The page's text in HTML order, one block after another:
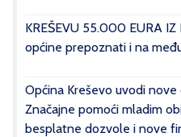
KREŠEVU 55.000 EURA
općine prepoznati i na
Općina Kreševo uvodi
Značajne pomoći mladim
besplatne dozvole i nove